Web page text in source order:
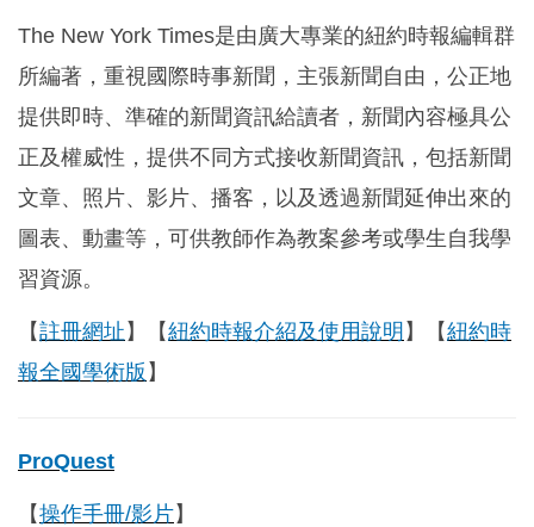
The New York Times是由廣大專業的紐約時報編輯群
所編著，重視國際時事新聞，主張新聞自由，公正地
提供即時、準確的新聞資訊給讀者，新聞內容極具公
正及權威性，提供不同方式接收新聞資訊，包括新聞
文章、照片、影片、播客，以及透過新聞延伸出來的
圖表、動畫等，可供教師作為教案參考或學生自我學
習資源。
【註冊網址 】【紐約時報介紹及使用說明 】【紐約時
報全國學術版 】
ProQuest
【操作手冊/影片】